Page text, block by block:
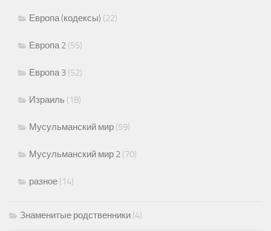
Европа (кодексы) (22)
Европа 2 (55)
Европа 3 (52)
Израиль (18)
Мусульманский мир (59)
Мусульманский мир 2 (70)
разное (14)
Знаменитые родственники (4)